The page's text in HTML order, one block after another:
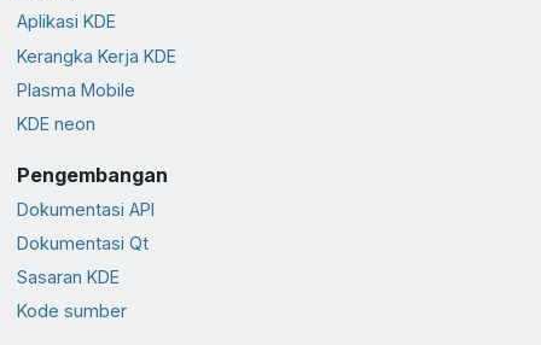
Aplikasi KDE
Kerangka Kerja KDE
Plasma Mobile
KDE neon
Pengembangan
Dokumentasi API
Dokumentasi Qt
Sasaran KDE
Kode sumber